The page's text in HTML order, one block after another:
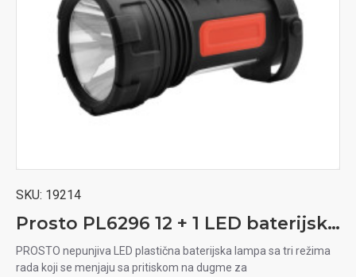
SKU: 19214
Prosto PL6296 12 + 1 LED baterijska lampa
PROSTO nepunjiva LED plastična baterijska lampa sa tri režima
rada koji se menjaju sa pritiskom na dugme za